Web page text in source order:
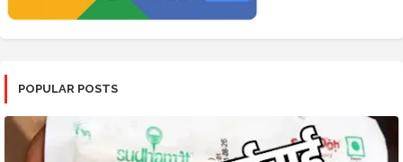
POPULAR POSTS